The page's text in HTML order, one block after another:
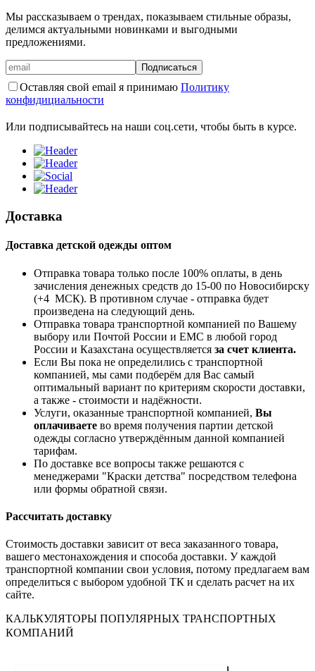
Мы рассказываем о трендах, показываем стильные образы,
делимся актуальными новинками и выгодными
предложениями.
Подписаться
Оставляя свой email я принимаю Политику
конфидициальности
Или подписывайтесь на наши соц.сети, чтобы быть в курсе.
Доставка
Доставка детской одежды оптом
Отправка товара только после 100% оплаты, в день
зачисления денежных средств до 15-00 по Новосибирску
(+4 МСК). В противном случае - отправка будет
произведена на следующий день.
Отправка товара транспортной компанией по Вашему
выбору или Почтой России и ЕМС в любой город
России и Казахстана осуществляется за счет клиента.
Если Вы пока не определились с транспортной
компанией, мы сами подберём для Вас самый
оптимальный вариант по критериям скорости доставки,
а также - стоимости и надёжности.
Услуги, оказанные транспортной компанией, Вы
оплачиваете во время получения партии детской
одежды согласно утверждённым данной компанией
тарифам.
По доставке все вопросы также решаются с
менеджерами "Краски детства" посредством телефона
или формы обратной связи.
Рассчитать доставку
Стоимость доставки зависит от веса заказанного товара,
вашего местонахождения и способа доставки. У каждой
транспортной компании свои условия, потому предлагаем вам
определиться с выбором удобной ТК и сделать расчет на их
сайте.
КАЛЬКУЛЯТОРЫ ПОПУЛЯРНЫХ ТРАНСПОРТНЫХ
КОМПАНИЙ